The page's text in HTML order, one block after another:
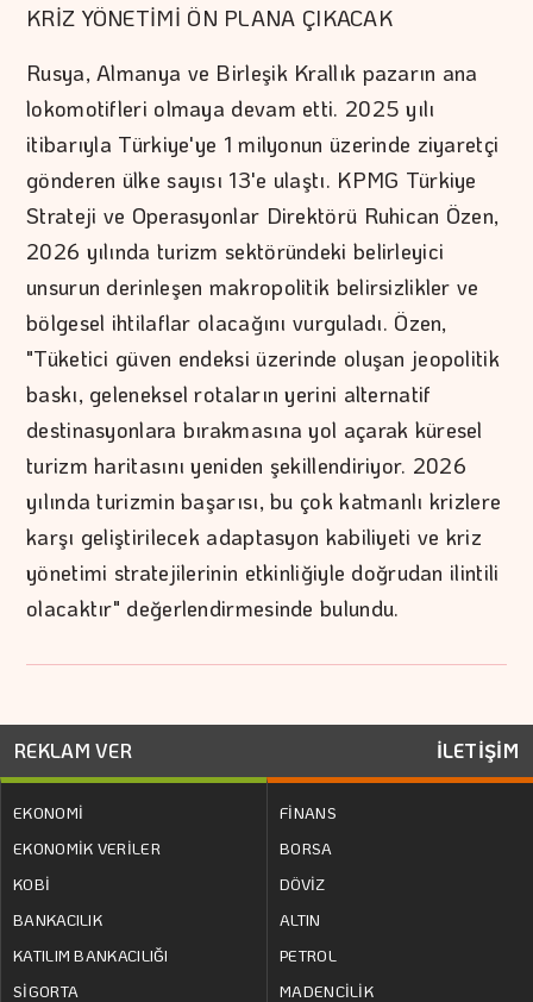
KRİZ YÖNETİMİ ÖN PLANA ÇIKACAK
Rusya, Almanya ve Birleşik Krallık pazarın ana
lokomotifleri olmaya devam etti. 2025 yılı
itibarıyla Türkiye'ye 1 milyonun üzerinde ziyaretçi
gönderen ülke sayısı 13'e ulaştı. KPMG Türkiye
Strateji ve Operasyonlar Direktörü Ruhican Özen,
2026 yılında turizm sektöründeki belirleyici
unsurun derinleşen makropolitik belirsizlikler ve
bölgesel ihtilaflar olacağını vurguladı. Özen,
"Tüketici güven endeksi üzerinde oluşan jeopolitik
baskı, geleneksel rotaların yerini alternatif
destinasyonlara bırakmasına yol açarak küresel
turizm haritasını yeniden şekillendiriyor. 2026
yılında turizmin başarısı, bu çok katmanlı krizlere
karşı geliştirilecek adaptasyon kabiliyeti ve kriz
yönetimi stratejilerinin etkinliğiyle doğrudan ilintili
olacaktır" değerlendirmesinde bulundu.
REKLAM VER İLETİŞİM
EKONOMİ
EKONOMİK VERİLER
KOBİ
BANKACILIK
KATILIM BANKACILIĞI
SİGORTA
FİNANS
BORSA
DÖVİZ
ALTIN
PETROL
MADENCİLİK